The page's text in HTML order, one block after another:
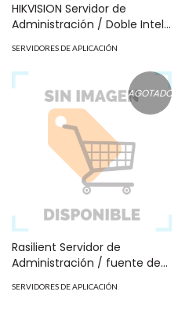
HIKVISION Servidor de
Administración / Doble Intel
Xeon SP / 2 HDD para
Sistema Operativo (No
incluye S.O.) / 64 GB RAM
DDR4 /Fuente Redundante
DS-VD22D-B/HW15
SERVIDORES DE APLICACIÓN
AGOTADO
Rasilient Servidor de
Administración / fuente de
poder redundante / Doble
Intel Silver / Doble disco de
SERVIDORES DE APLICACIÓN